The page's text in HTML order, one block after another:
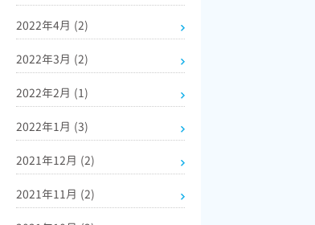
2022年4月 (2)
2022年3月 (2)
2022年2月 (1)
2022年1月 (3)
2021年12月 (2)
2021年11月 (2)